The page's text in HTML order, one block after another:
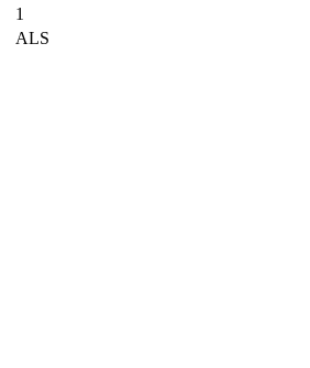
1
ALS